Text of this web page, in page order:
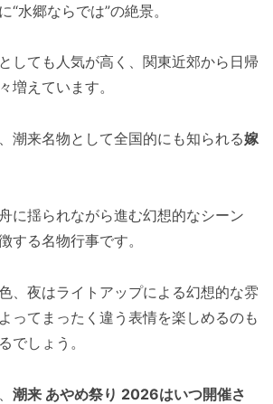
“水郷ならでは”の絶景。
しても人気が高く、関東近郊から日帰
増えています。
潮来名物として全国的にも知られる嫁
に揺られながら進む幻想的なシーン
する名物行事です。
、夜はライトアップによる幻想的な雰
ってまったく違う表情を楽しめるのも
でしょう。
潮来 あやめ祭り 2026はいつ開催さ